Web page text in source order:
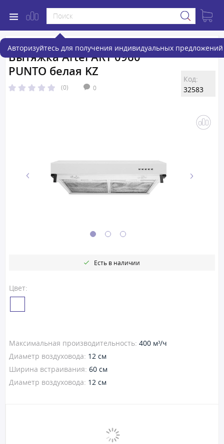
Авторизуйтесь для получения индивидуальных предложений
Вытяжка Artel ART 0960
PUNTO белая KZ
(0) 0
Код:
32583
Цвет:
Есть в наличии
Максимальная производительность: 400 м³/ч
Диаметр воздуховода: 12 см
Ширина встраивания: 60 см
Диаметр воздуховода: 12 см